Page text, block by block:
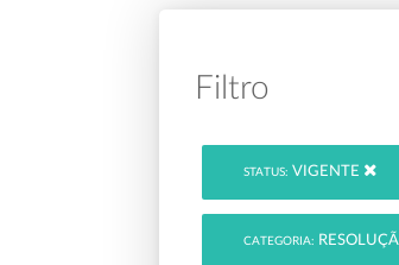
Filtro
STATUS: VIGENTE
CATEGORIA: